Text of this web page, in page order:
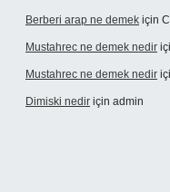
Berberi arap ne demek için
Mustahrec ne demek nedir
Mustahrec ne demek nedir
Dimiski nedir için admin